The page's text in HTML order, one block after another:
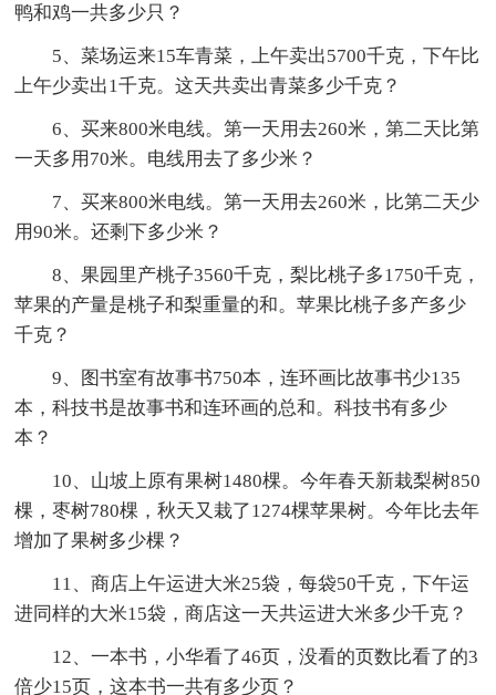
鸭和鸡一共多少只？
5、菜场运来15车青菜，上午卖出5700千克，下午比
上午少卖出1千克。这天共卖出青菜多少千克？
6、买来800米电线。第一天用去260米，第二天比第
一天多用70米。电线用去了多少米？
7、买来800米电线。第一天用去260米，比第二天少
用90米。还剩下多少米？
8、果园里产桃子3560千克，梨比桃子多1750千克，
苹果的产量是桃子和梨重量的和。苹果比桃子多产多少
千克？
9、图书室有故事书750本，连环画比故事书少135
本，科技书是故事书和连环画的总和。科技书有多少
本？
10、山坡上原有果树1480棵。今年春天新栽梨树850
棵，枣树780棵，秋天又栽了1274棵苹果树。今年比去年
增加了果树多少棵？
11、商店上午运进大米25袋，每袋50千克，下午运
进同样的大米15袋，商店这一天共运进大米多少千克？
12、一本书，小华看了46页，没看的页数比看了的3
倍少15页，这本书一共有多少页？